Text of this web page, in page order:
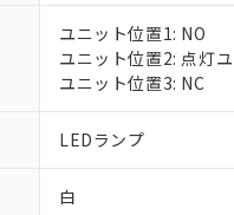
ユニット位置1: NO
ユニット位置2: 点灯
ユニット位置3: NC
LEDランプ
白
※1 対応状況
対応済み：EU